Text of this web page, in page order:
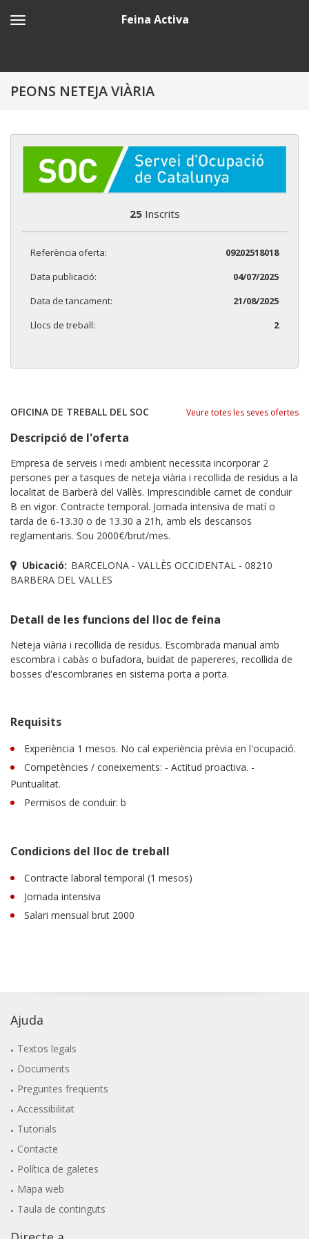
Feina Activa
PEONS NETEJA VIÀRIA
25Inscrits
Referència oferta:
09202518018
Data publicació:
04/07/2025
Data de tancament:
21/08/2025
Llocs de treball:
2
OFICINA DE TREBALL DEL SOC Veure totes les seves ofertes
Descripció de l'oferta
Empresa de serveis i medi ambient necessita incorporar 2
persones per a tasques de neteja viària i recollida de residus a la
localitat de Barberà del Vallès. Imprescindible carnet de conduir
B en vigor. Contracte temporal. Jornada intensiva de matí o
tarda de 6-13.30 o de 13.30 a 21h, amb els descansos
reglamentaris. Sou 2000€/brut/mes.
Ubicació: BARCELONA - VALLÈS OCCIDENTAL - 08210
BARBERA DEL VALLES
Detall de les funcions del lloc de feina
Neteja viària i recollida de residus. Escombrada manual amb
escombra i cabàs o bufadora, buidat de papereres, recollida de
bosses d'escombraries en sistema porta a porta.
Requisits
Experiència 1 mesos. No cal experiència prèvia en l'ocupació.
Competències / coneixements: - Actitud proactiva. -
Puntualitat.
Permisos de conduir: b
Condicions del lloc de treball
Contracte laboral temporal (1 mesos)
Jornada intensiva
Salari mensual brut 2000
Ajuda
Textos legals
Documents
Preguntes freqüents
Accessibilitat
Tutorials
Contacte
Política de galetes
Mapa web
Taula de continguts